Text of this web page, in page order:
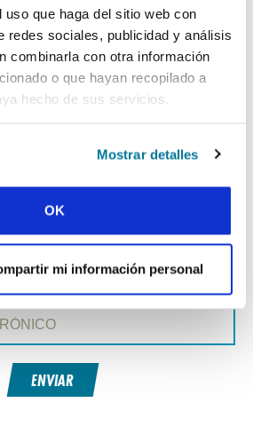
uso que haga del sitio web con
redes sociales, publicidad y análisis
combinarla con otra información
o que hayan recopilado a
hecho de sus servicios.
Mostrar detalles
OK
mi información personal
anterior
publicaciones de Conexión
siguiente »
ENVIAR